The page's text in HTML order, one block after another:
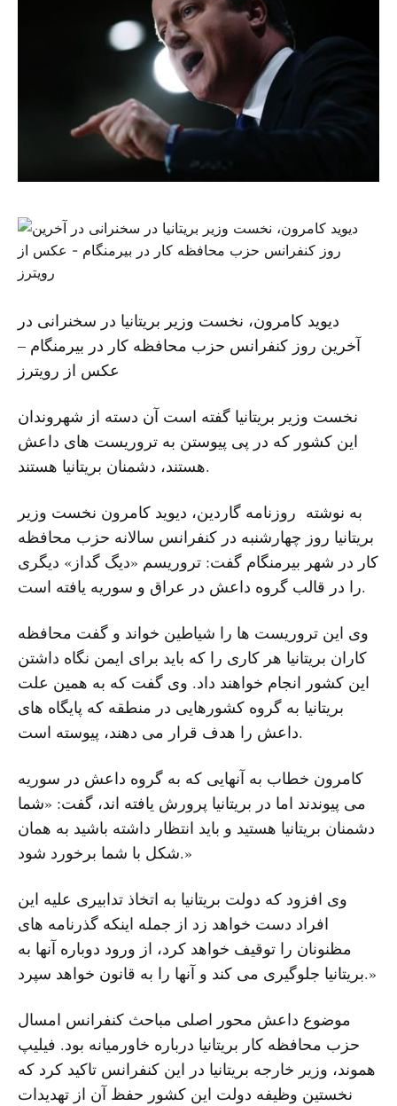
دیوید کامرون، نخست وزیر بریتانیا در سخنرانی در
آخرین روز کنفرانس حزب محافظه کار در بیرمنگام –
عکس از رویترز
نخست وزیر بریتانیا گفته است آن دسته از شهروندان
این کشور که در پی پیوستن به تروریست های داعش
هستند، دشمنان بریتانیا هستند.
به نوشته روزنامه گاردین، دیوید کامرون نخست وزیر
بریتانیا روز چهارشنبه در کنفرانس سالانه حزب محافظه
کار در شهر بیرمنگام گفت: تروریسم «دیگ گداز» دیگری
را در قالب گروه داعش در عراق و سوریه یافته است.
وی این تروریست ها را شیاطین خواند و گفت محافظه
کاران بریتانیا هر کاری را که باید برای ایمن نگاه داشتن
این کشور انجام خواهند داد. وی گفت که به همین علت
بریتانیا به گروه کشورهایی در منطقه که پایگاه های
داعش را هدف قرار می دهند، پیوسته است.
کامرون خطاب به آنهایی که به گروه داعش در سوریه
می پیوندند اما در بریتانیا پرورش یافته اند، گفت: «شما
دشمنان بریتانیا هستید و باید انتظار داشته باشید به همان
شکل با شما برخورد شود.»
وی افزود که دولت بریتانیا به اتخاذ تدابیری علیه این
افراد دست خواهد زد از جمله اینکه گذرنامه های
مظنونان را توقیف خواهد کرد، از ورود دوباره آنها به
بریتانیا جلوگیری می کند و آنها را به قانون خواهد سپرد.»
موضوع داعش محور اصلی مباحث کنفرانس امسال
حزب محافظه کار بریتانیا درباره خاورمیانه بود. فیلیپ
هموند، وزیر خارجه بریتانیا در این کنفرانس تاکید کرد که
نخستین وظیفه دولت این کشور حفظ آن از تهدیدات